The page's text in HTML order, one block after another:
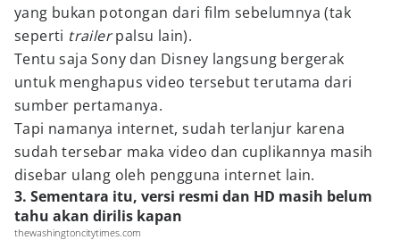
yang bukan potongan dari film sebelumnya (tak
seperti trailerpalsu lain).
Tentu saja Sony dan Disney langsung bergerak
untuk menghapus video tersebut terutama dari
sumber pertamanya.
Tapi namanya internet, sudah terlanjur karena
sudah tersebar maka video dan cuplikannya masih
disebar ulang oleh pengguna internet lain.
3. Sementara itu, versi resmi dan HD masih belum
tahu akan dirilis kapan
thewashingtoncitytimes.com